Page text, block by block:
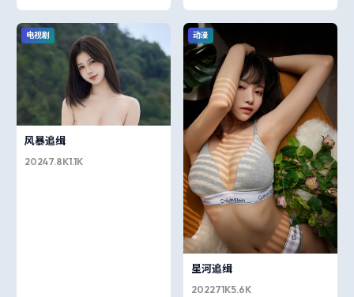
电视剧
风暴追缉
20247.8K1.1K
动漫
星河追缉
202271K5.6K